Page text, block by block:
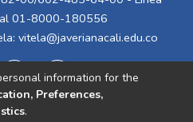
01-8000-180556
vitela@javerianacali.edu.co
information for the
Preferences,
.